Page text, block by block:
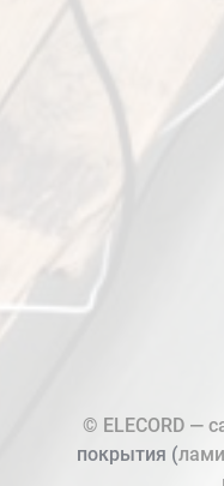
© ELECORD —
покрытия (